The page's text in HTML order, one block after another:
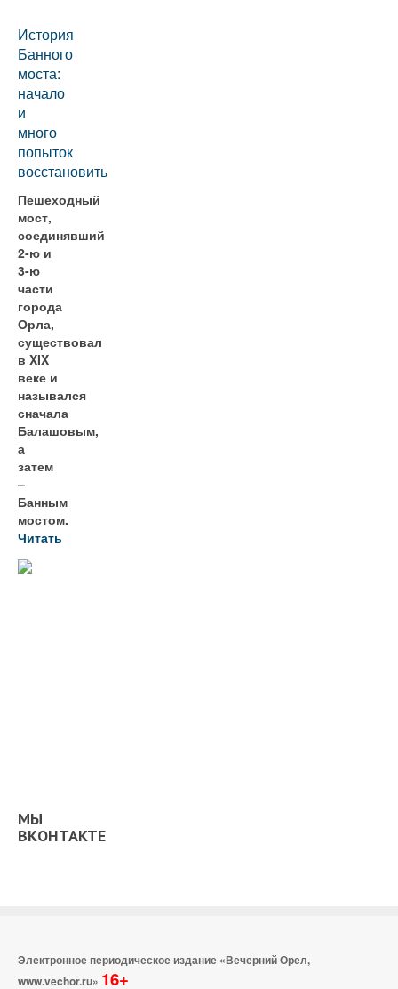
История
Банного
моста:
начало
и
много
попыток
восстановить
Пешеходный
мост,
соединявший
2-ю и
3-ю
части
города
Орла,
существовал
в XIX
веке и
назывался
сначала
Балашовым,
а
затем
–
Банным
мостом.
Читать
МЫ
ВКОНТАКТЕ
Электронное периодическое издание «Вечерний Орел,
www.vechor.ru» 16+